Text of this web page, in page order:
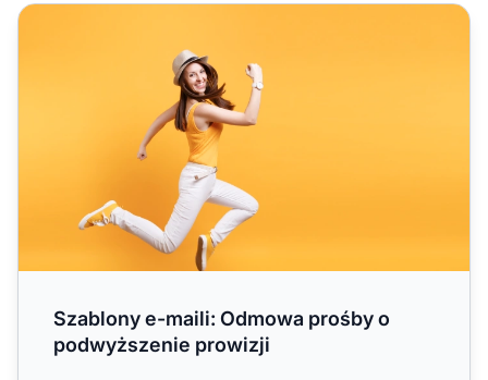
Szablony e-maili: Odmowa prośby o podwyższenie
Szablony e-maili: Odmowa prośby o
podwyższenie prowizji